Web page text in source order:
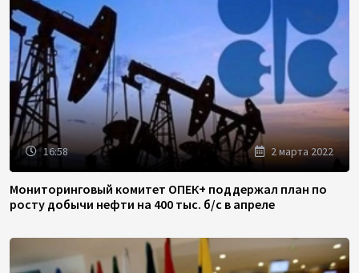
16:58 2 марта 2022
Мониторинговый комитет ОПЕК+ поддержал план по
росту добычи нефти на 400 тыс. б/с в апреле